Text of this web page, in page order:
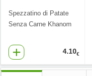
Spezzatino di Patate
Senza Carne Khanom
4.10€